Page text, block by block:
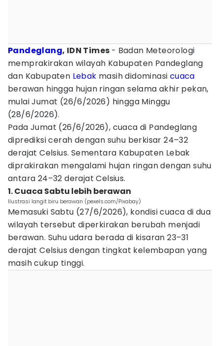
Pandeglang, IDN Times - Badan Meteorologi
memprakirakan wilayah Kabupaten Pandeglang
dan Kabupaten Lebak masih didominasi cuaca
berawan hingga hujan ringan selama akhir pekan,
mulai Jumat (26/6/2026) hingga Minggu
(28/6/2026).
Pada Jumat (26/6/2026), cuaca di Pandeglang
diprediksi cerah dengan suhu berkisar 24–32
derajat Celsius. Sementara Kabupaten Lebak
diprakirakan mengalami hujan ringan dengan suhu
antara 24–32 derajat Celsius.
1. Cuaca Sabtu lebih berawan
Ilustrasi langit biru berawan (pexels.com/Pixabay)
Memasuki Sabtu (27/6/2026), kondisi cuaca di dua
wilayah tersebut diperkirakan berubah menjadi
berawan. Suhu udara berada di kisaran 23–31
derajat Celsius dengan tingkat kelembapan yang
masih cukup tinggi.